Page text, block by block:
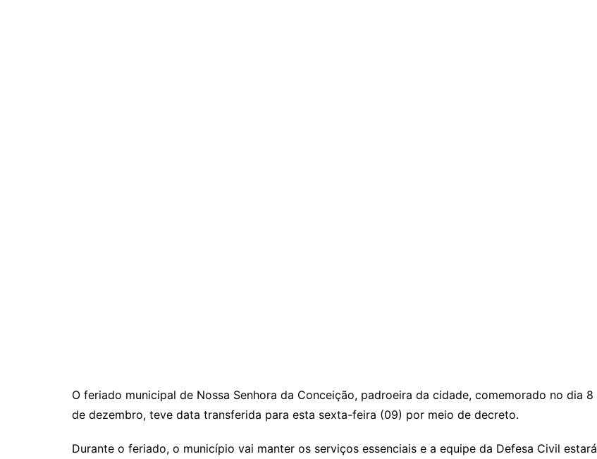
O feriado municipal de Nossa Senhora da Conceição, padroeira da cidade, comemorado no dia 8
de dezembro, teve data transferida para esta sexta-feira (09) por meio de decreto.
Durante o feriado, o município vai manter os serviços essenciais e a equipe da Defesa Civil estará